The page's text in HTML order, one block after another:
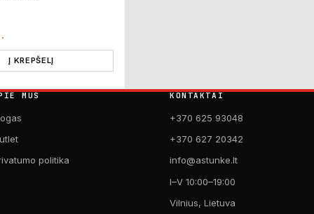
Į KREPŠELĮ
MUS
politika
KONTAKTAI
+370 625 93048
+370 627 20342
info@astunke.lt
I–V 10:00–19:00
Vilnius, Lietuva